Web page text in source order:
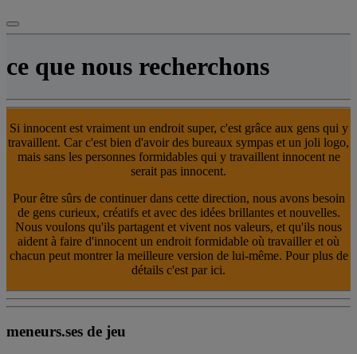
ce que nous recherchons
Si innocent est vraiment un endroit super, c'est grâce aux gens qui y
travaillent. Car c'est bien d'avoir des bureaux sympas et un joli logo,
mais sans les personnes formidables qui y travaillent innocent ne
serait pas innocent.
Pour être sûrs de continuer dans cette direction, nous avons besoin
de gens curieux, créatifs et avec des idées brillantes et nouvelles.
Nous voulons qu'ils partagent et vivent nos valeurs, et qu'ils nous
aident à faire d'innocent un endroit formidable où travailler et où
chacun peut montrer la meilleure version de lui-même. Pour plus de
détails c'est par ici.
meneurs.ses de jeu